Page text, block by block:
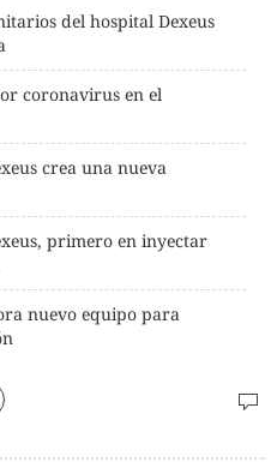
del hospital Dexeus
coronavirus en el
crea una nueva
primero en inyectar
nuevo equipo para